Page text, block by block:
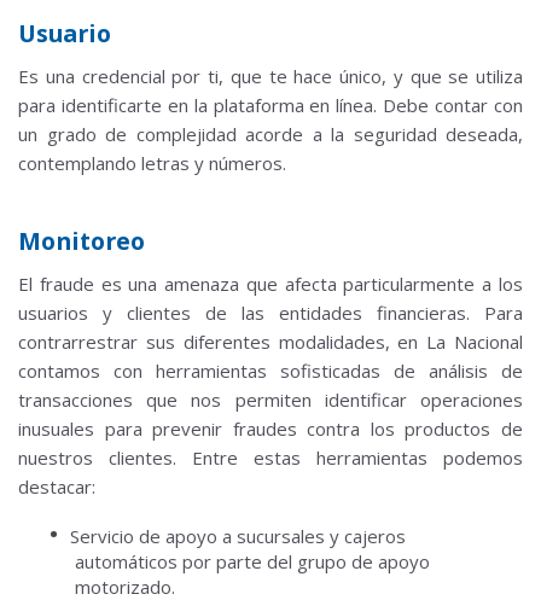
Usuario
Es una credencial por ti, que te hace único, y que se utiliza
para identificarte en la plataforma en línea. Debe contar con
un grado de complejidad acorde a la seguridad deseada,
contemplando letras y números.
Monitoreo
El fraude es una amenaza que afecta particularmente a los
usuarios y clientes de las entidades financieras. Para
contrarrestrar sus diferentes modalidades, en La Nacional
contamos con herramientas sofisticadas de análisis de
transacciones que nos permiten identificar operaciones
inusuales para prevenir fraudes contra los productos de
nuestros clientes. Entre estas herramientas podemos
destacar:
Servicio de apoyo a sucursales y cajeros
automáticos por parte del grupo de apoyo
motorizado.